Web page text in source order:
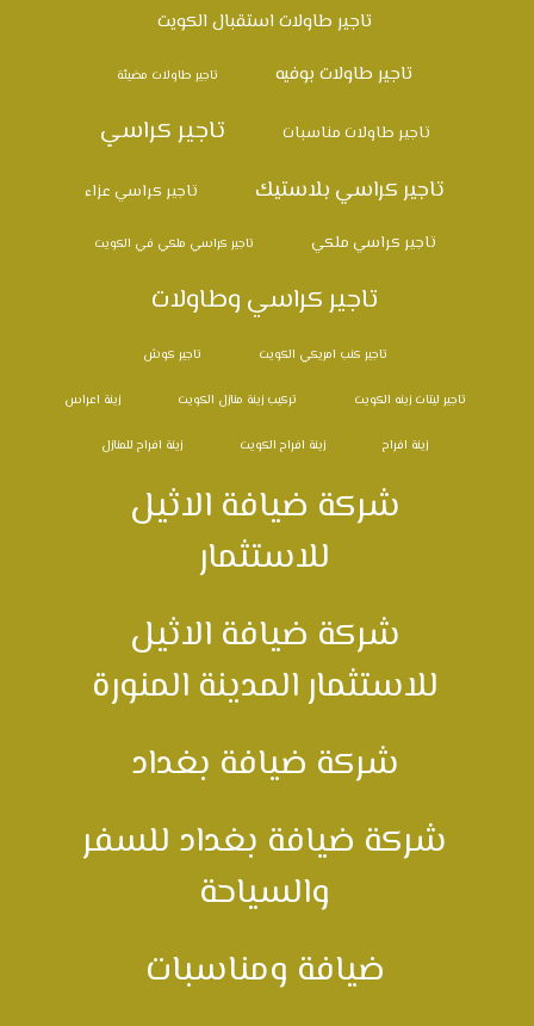
تاجير طاولات استقبال الكويت
تاجير طاولات بوفيه
تاجير طاولات مضيئة
تاجير طاولات مناسبات تاجير كراسي
تاجير كراسي بلاستيك تاجير كراسي عزاء
تاجير كراسي ملكي تاجير كراسي ملكي في الكويت
تاجير كراسي وطاولات
تاجير كنب امريكي الكويت تاجير كوش
تاجير ليتات زينه الكويت تركيب زينة منازل الكويت زينة اعراس
زينة افراح زينة افراح الكويت زينة افراح للمنازل
شركة ضيافة الاثيل
للاستثمار
شركة ضيافة الاثيل
للاستثمار المدينة المنورة
شركة ضيافة بغداد
شركة ضيافة بغداد للسفر
والسياحة
ضيافة ومناسبات